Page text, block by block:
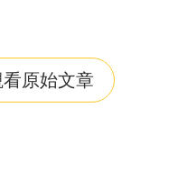
原始文章